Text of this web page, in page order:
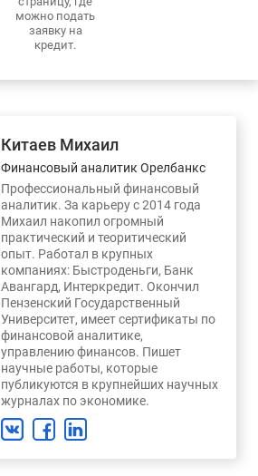
можно подать
заявку на
кредит.
Китаев Михаил
Финансовый аналитик Орелбанкс
Профессиональный финансовый
аналитик. За карьеру с 2014 года
Михаил накопил огромный
практический и теоритический
опыт. Работал в крупных
компаниях: Быстроденьги, Банк
Авангард, Интеркредит. Окончил
Пензенский Государственный
Университет, имеет сертификаты по
финансовой аналитике,
управлению финансов. Пишет
научные работы, которые
публикуются в крупнейших научных
журналах по экономике.